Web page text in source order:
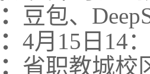
豆包、
4月15日14
省职教城校